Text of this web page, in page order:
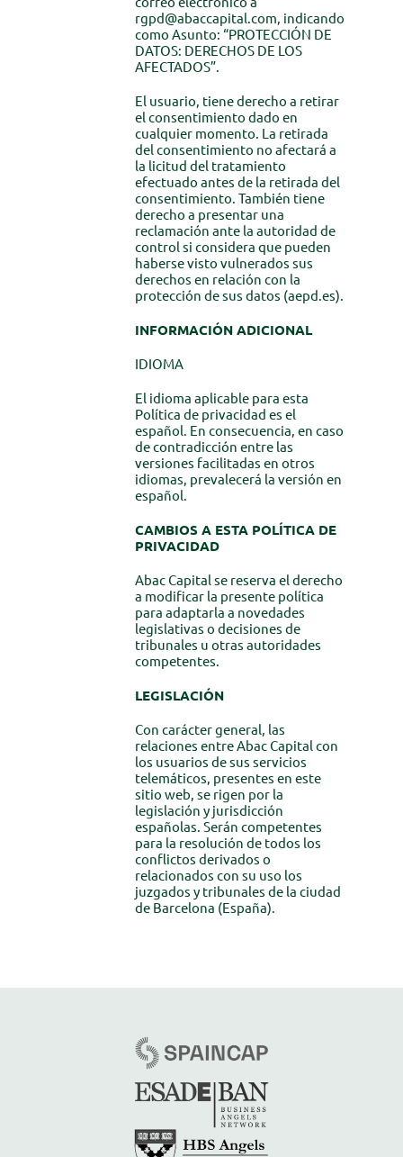
rgpd@abaccapital.com, indicando
como Asunto: “PROTECCIÓN DE
DATOS: DERECHOS DE LOS
AFECTADOS”.
El usuario, tiene derecho a retirar
el consentimiento dado en
cualquier momento. La retirada
del consentimiento no afectará a
la licitud del tratamiento
efectuado antes de la retirada del
consentimiento. También tiene
derecho a presentar una
reclamación ante la autoridad de
control si considera que pueden
haberse visto vulnerados sus
derechos en relación con la
protección de sus datos (aepd.es).
INFORMACIÓN ADICIONAL
IDIOMA
El idioma aplicable para esta
Política de privacidad es el
español. En consecuencia, en caso
de contradicción entre las
versiones facilitadas en otros
idiomas, prevalecerá la versión en
español.
CAMBIOS A ESTA POLÍTICA DE
PRIVACIDAD
Abac Capital se reserva el derecho
a modificar la presente política
para adaptarla a novedades
legislativas o decisiones de
tribunales u otras autoridades
competentes.
LEGISLACIÓN
Con carácter general, las
relaciones entre Abac Capital con
los usuarios de sus servicios
telemáticos, presentes en este
sitio web, se rigen por la
legislación y jurisdicción
españolas. Serán competentes
para la resolución de todos los
conflictos derivados o
relacionados con su uso los
juzgados y tribunales de la ciudad
de Barcelona (España).